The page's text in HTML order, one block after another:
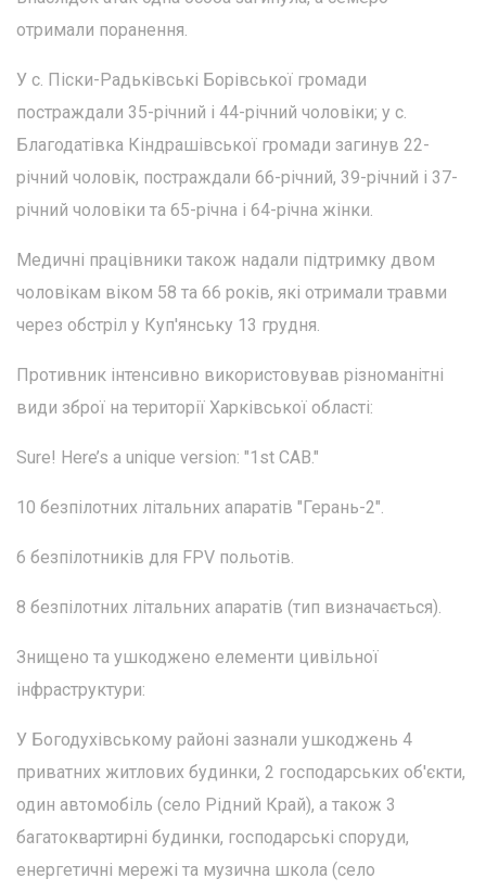
отримали поранення.
У с. Піски-Радьківські Борівської громади
постраждали 35-річний і 44-річний чоловіки; у с.
Благодатівка Кіндрашівської громади загинув 22-
річний чоловік, постраждали 66-річний, 39-річний і 37-
річний чоловіки та 65-річна і 64-річна жінки.
Медичні працівники також надали підтримку двом
чоловікам віком 58 та 66 років, які отримали травми
через обстріл у Куп'янську 13 грудня.
Противник інтенсивно використовував різноманітні
види зброї на території Харківської області:
Sure! Here’s a unique version: "1st CAB."
10 безпілотних літальних апаратів "Герань-2".
6 безпілотників для FPV польотів.
8 безпілотних літальних апаратів (тип визначається).
Знищено та ушкоджено елементи цивільної
інфраструктури:
У Богодухівському районі зазнали ушкоджень 4
приватних житлових будинки, 2 господарських об'єкти,
один автомобіль (село Рідний Край), а також 3
багатоквартирні будинки, господарські споруди,
енергетичні мережі та музична школа (село